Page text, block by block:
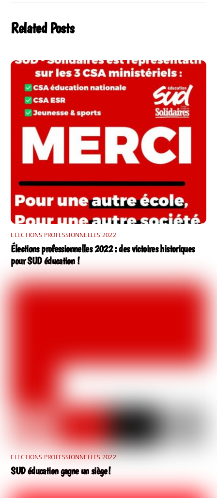
Related Posts
ELECTIONS PROFESSIONNELLES 2022
Élections professionnelles 2022 : des victoires historiques
pour SUD éducation !
ELECTIONS PROFESSIONNELLES 2022
SUD éducation gagne un siège !